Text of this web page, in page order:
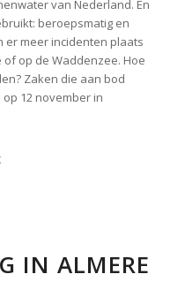
van Nederland. En
beroepsmatig en
er meer incidenten plaats
op de Waddenzee. Hoe
Zaken die aan bod
12 november in
IN ALMERE